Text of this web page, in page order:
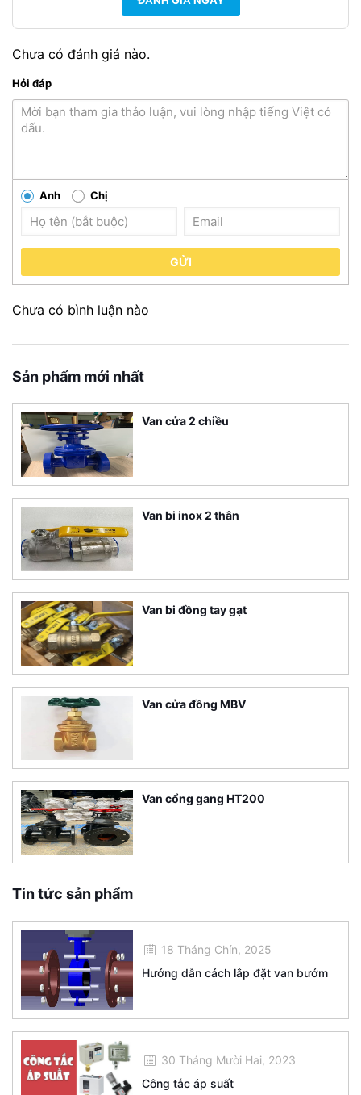
Chưa có đánh giá nào.
Hỏi đáp
Anh Chị
GỬI
Chưa có bình luận nào
Sản phẩm mới nhất
Van cửa 2 chiều
Van bi inox 2 thân
Van bi đồng tay gạt
Van cửa đồng MBV
Van cổng gang HT200
Tin tức sản phẩm
18 Tháng Chín, 2025
Hướng dẫn cách lắp đặt van bướm
30 Tháng Mười Hai, 2023
Công tắc áp suất